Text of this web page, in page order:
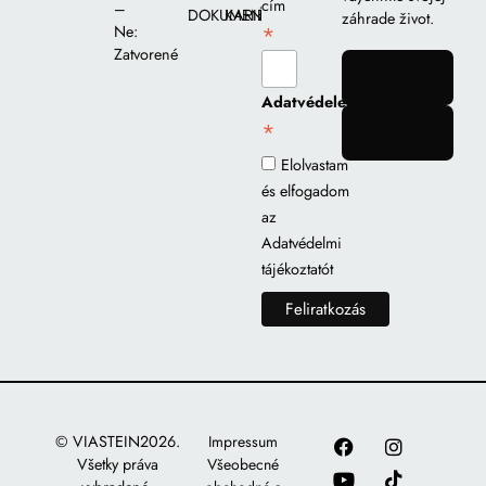
–
Ne:
Zatvorené
DOKUMENTY
KARIÉRA
cím
*
Adatvédelem
*
Elolvastam
és elfogadom
az
Adatvédelmi
tájékoztatót
záhrade život.
© VIASTEIN2026.
Všetky práva
Impressum
Všeobecné